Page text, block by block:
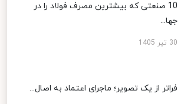
10 صنعتی که بیشترین مصرف فولاد را در
جها...
30 تیر 1405
فراتر از یک تصویر؛ ماجرای اعتماد به اصال...